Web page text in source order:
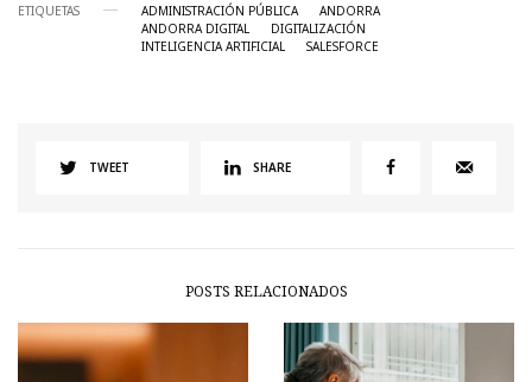
ETIQUETAS ADMINISTRACIÓN PÚBLICA
ANDORRA
ANDORRA DIGITAL
DIGITALIZACIÓN
INTELIGENCIA ARTIFICIAL
SALESFORCE
TWEET SHARE
POSTS RELACIONADOS